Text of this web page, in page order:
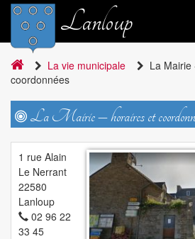
Lanloup
La vie municipale
La
coordonnées
La Mairie – horaires et
1 rue Alain
Le Nerrant
22580
Lanloup
02 96 22
33 45